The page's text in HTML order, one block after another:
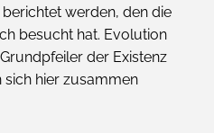
werden, den die
besucht hat. Evolution
der Existenz
hier zusammen